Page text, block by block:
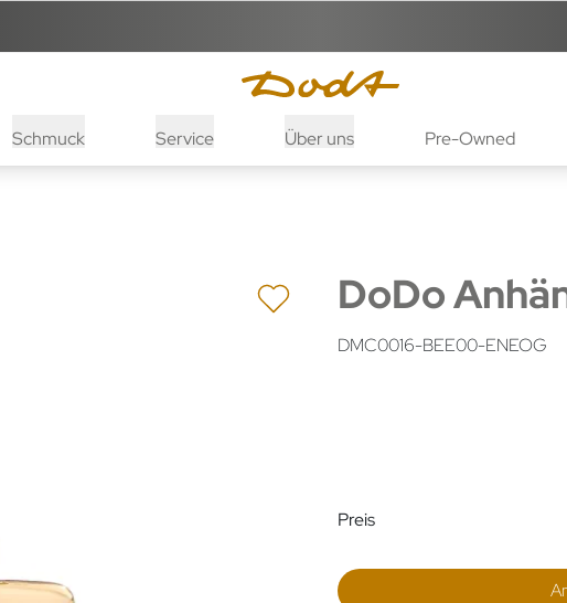
Schmuck Service Über uns Pre-Owned
DoDo
DMC0016-BEE00-ENEOG
Preis